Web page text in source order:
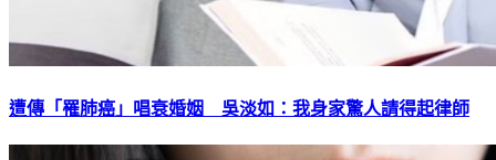
遭傳「罹肺癌」唱衰婚姻 吳淡如：我身家驚人請得起律師